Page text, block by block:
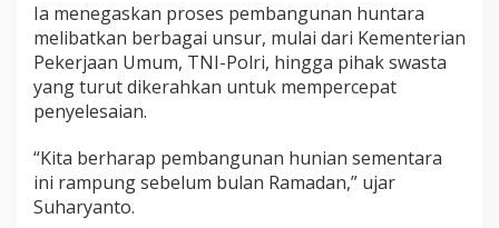
Ia menegaskan proses pembangunan huntara
melibatkan berbagai unsur, mulai dari Kementerian
Pekerjaan Umum, TNI-Polri, hingga pihak swasta
yang turut dikerahkan untuk mempercepat
penyelesaian.
“Kita berharap pembangunan hunian sementara
ini rampung sebelum bulan Ramadan,” ujar
Suharyanto.